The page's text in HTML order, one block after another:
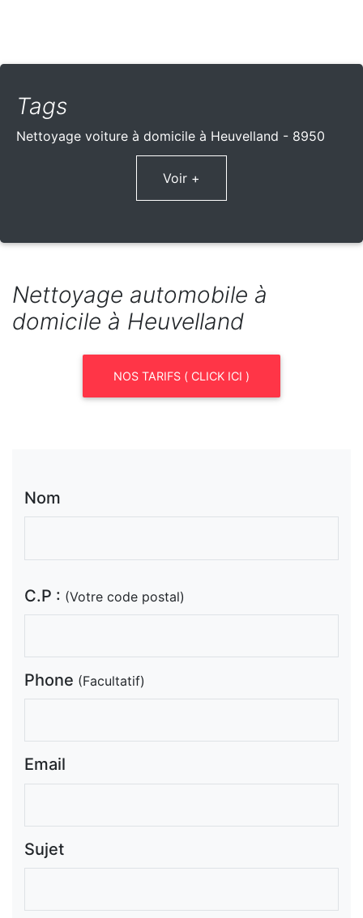
Tags
Nettoyage voiture à domicile à Heuvelland - 8950
Voir +
Nettoyage automobile à
domicile à Heuvelland
NOS TARIFS ( CLICK ICI )
Nom
C.P : (Votre code postal)
Phone (Facultatif)
Email
Sujet